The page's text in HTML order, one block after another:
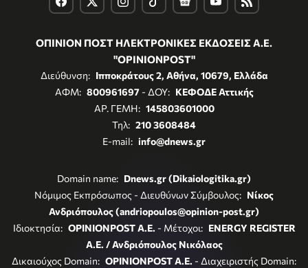
ΟΠΙΝΙΟΝ ΠΟΣΤ ΗΛΕΚΤΡΟΝΙΚΕΣ ΕΚΔΟΣΕΙΣ Α.Ε.
"OPINIONPOST"
Διεύθυνση: Ιπποκράτους 2, Αθήνα, 10679, Ελλάδα
ΑΦΜ: 800961697- ΔΟΥ: ΚΕΦΟΔΕ Αττικής
ΑΡ. ΓΕΜΗ: 145803601000
Τηλ: 210 3608484
E-mail: info@dnews.gr
Domain name: Dnews.gr (Dikaiologitika.gr)
Νόμιμος Εκπρόσωπος - Διευθύνων Σύμβουλος: Νίκος
Ανδριόπουλος (andriopoulos@opinion-post.gr)
Ιδιοκτησία: OPINIONPOST A.E. - Μέτοχοι: ENERGY REGISTER
Α.Ε. / Ανδριόπουλος Νικόλαος
Δικαιούχος Domain: OPINIONPOST A.E. - Διαχειριστής Domain: